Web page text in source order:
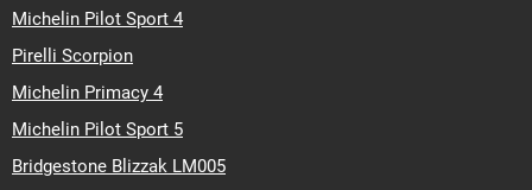
Michelin Pilot Sport 4
Pirelli Scorpion
Michelin Primacy 4
Michelin Pilot Sport 5
Bridgestone Blizzak LM005